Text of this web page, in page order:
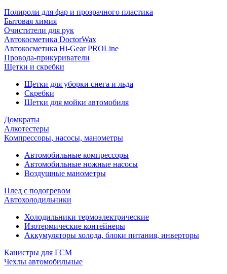
Полироли для фар и прозрачного пластика
Бытовая химия
Очистители для рук
Автокосметика DoctorWax
Автокосметика Hi-Gear PROLine
Провода-прикуриватели
Щетки и скребки
Щетки для уборки снега и льда
Скребки
Щетки для мойки автомобиля
Домкраты
Алкотестеры
Компрессоры, насосы, манометры
Автомобильные компрессоры
Автомобильные ножные насосы
Воздушные манометры
Плед с подогревом
Автохолодильники
Холодильники термоэлектрические
Изотермические контейнеры
Аккумуляторы холода, блоки питания, инверторы
Канистры для ГСМ
Чехлы автомобильные